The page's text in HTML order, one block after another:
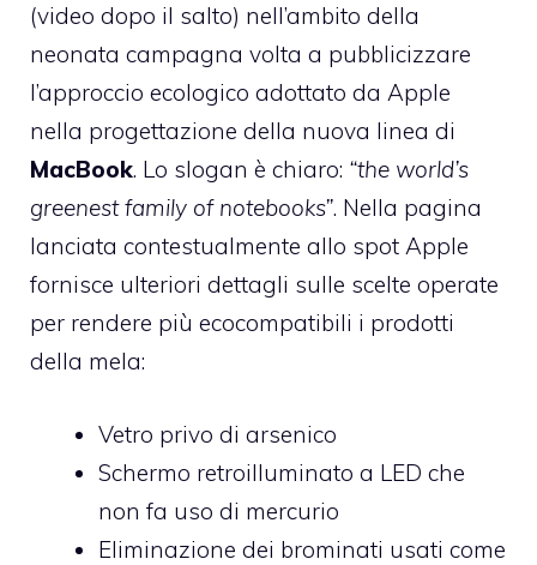
(video dopo il salto) nell’ambito della
neonata campagna volta a pubblicizzare
l’approccio ecologico adottato da Apple
nella progettazione della nuova linea di
MacBook. Lo slogan è chiaro: “the world’s
greenest family of notebooks”. Nella pagina
lanciata contestualmente allo spot Apple
fornisce ulteriori dettagli sulle scelte operate
per rendere più ecocompatibili i prodotti
della mela:
Vetro privo di arsenico
Schermo retroilluminato a LED che
non fa uso di mercurio
Eliminazione dei brominati usati come